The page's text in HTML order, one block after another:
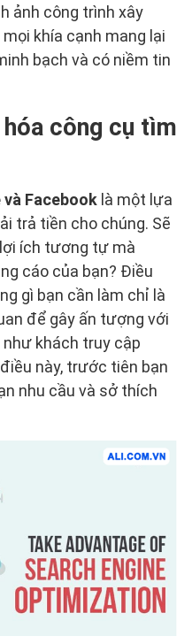
ảnh công trình xây
khía cạnh mang lại
bạch và có niềm tin
công cụ tìm
và Facebook là một lựa
trả tiền cho chúng. Sẽ
ích tương tự mà
cáo của bạn? Điều
gì bạn cần làm chỉ là
để gây ấn tượng với
khách truy cập
này, trước tiên bạn
nhu cầu và sở thích